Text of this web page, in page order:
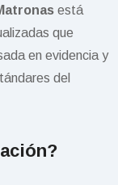
está
que
en evidencia y
del